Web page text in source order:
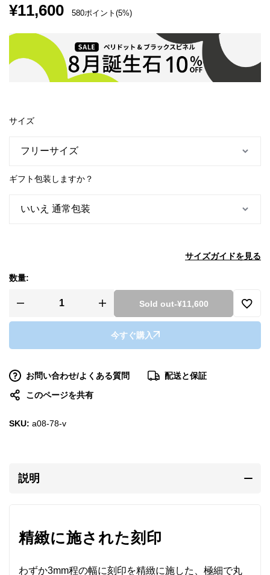
¥11,600 580ポイント(5%)
サイズ
ギフト包装しますか？
サイズガイドを見る
数量:
Sold out-¥11,600
今すぐ購入
お問い合わせ/よくある質問
配送と保証
このページを共有
SKU: a08-78-v
説明
精緻に施された刻印
わずか3mm程の幅に刻印を精緻に施した、極細で丸